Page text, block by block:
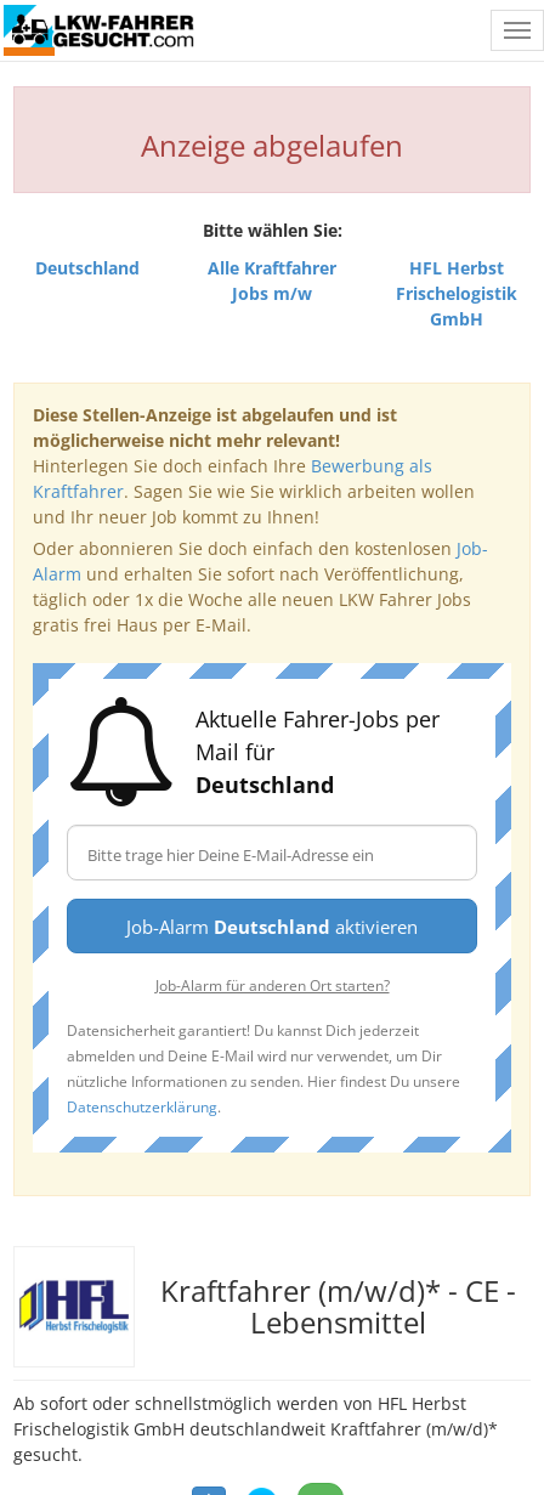
Anzeige abgelaufen
Bitte wählen Sie:
Deutschland
Alle Kraftfahrer
Jobs m/w
HFL Herbst
Frischelogistik
GmbH
Diese Stellen-Anzeige ist abgelaufen und ist
möglicherweise nicht mehr relevant!
Hinterlegen Sie doch einfach Ihre Bewerbung als
Kraftfahrer. Sagen Sie wie Sie wirklich arbeiten wollen
und Ihr neuer Job kommt zu Ihnen!
Oder abonnieren Sie doch einfach den kostenlosen Job-
Alarm und erhalten Sie sofort nach Veröffentlichung,
täglich oder 1x die Woche alle neuen LKW Fahrer Jobs
gratis frei Haus per E-Mail.
Aktuelle Fahrer-Jobs per
Mail für
Deutschland
Job-Alarm Deutschland aktivieren
Job-Alarm für anderen Ort starten?
Datensicherheit garantiert! Du kannst Dich jederzeit
abmelden und Deine E-Mail wird nur verwendet, um Dir
nützliche Informationen zu senden. Hier findest Du unsere
Datenschutzerklärung.
Kraftfahrer (m/w/d)* - CE -
Lebensmittel
Ab sofort oder schnellstmöglich werden von HFL Herbst
Frischelogistik GmbH deutschlandweit Kraftfahrer (m/w/d)*
gesucht.